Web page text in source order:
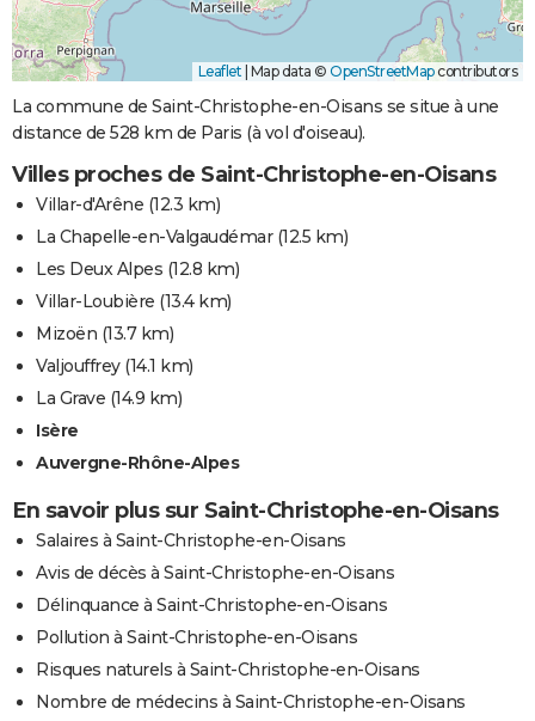
Leaflet Map data © OpenStreetMapcontributors
La commune de Saint-Christophe-en-Oisans se situe à une
distance de 528 km de Paris (à vol d'oiseau).
Villes proches de Saint-Christophe-en-Oisans
Villar-d'Arêne (12.3 km)
La Chapelle-en-Valgaudémar(12.5 km)
Les Deux Alpes (12.8 km)
Villar-Loubière (13.4 km)
Mizoën (13.7 km)
Valjouffrey(14.1 km)
La Grave (14.9 km)
Isère
Auvergne-Rhône-Alpes
En savoir plus sur Saint-Christophe-en-Oisans
Salaires à Saint-Christophe-en-Oisans
Avis de décès à Saint-Christophe-en-Oisans
Délinquance à Saint-Christophe-en-Oisans
Pollution à Saint-Christophe-en-Oisans
Risques naturels à Saint-Christophe-en-Oisans
Nombre de médecins à Saint-Christophe-en-Oisans